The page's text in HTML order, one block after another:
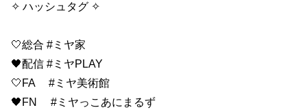
✧ ハッシュタグ ✧
🤍総合 #ミヤ家
🖤配信 #ミヤPLAY
🤍FA #ミヤ美術館
🖤FN #ミヤっこあにまるず